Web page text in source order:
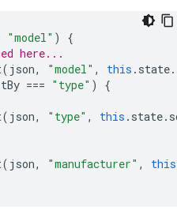
"model" )
{
here...
( json, "model" , this . state.
=== "type" )
{
( json, "type" , this . state.
( json, "manufacturer" , this